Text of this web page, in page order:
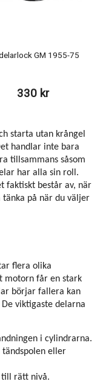
GM 1955-75
330 kr
starta utan krångel
handlar inte bara
tillsammans såsom
har alla sin roll.
faktiskt består av, när
tänka på när du väljer
flera olika
motorn får en stark
börjar fallera kan
viktigaste delarna
i cylindrarna.
eller
till rätt nivå.